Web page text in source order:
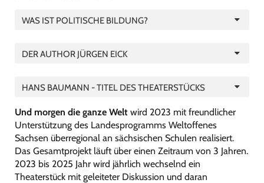
WAS IST POLITISCHE BILDUNG?
DER AUTHOR JÜRGEN EICK
HANS BAUMANN - TITEL DES THEATERSTÜCKS
Und morgen die ganze Welt wird 2023 mit freundlicher
Unterstützung des Landesprogramms Weltoffenes
Sachsen überregional an sächsischen Schulen realisiert.
Das Gesamtprojekt läuft über einen Zeitraum von 3 Jahren.
2023 bis 2025 Jahr wird jährlich wechselnd ein
Theaterstück mit geleiteter Diskussion und daran